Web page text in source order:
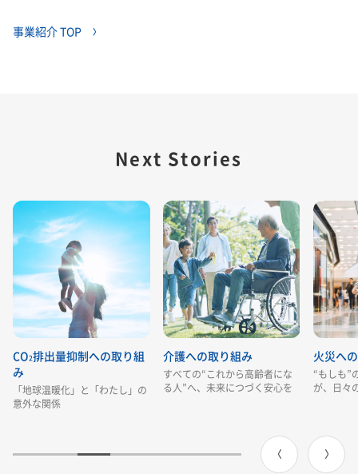
事業紹介 TOP
Next Stories
CO2排出量抑制への取り組
み
「地球温暖化」と「わたし」の
意外な関係
介護への取り組み
すべての“これから高齢者にな
る人”へ、未来につづく安心を
火災へ
“もしも”
が、日々